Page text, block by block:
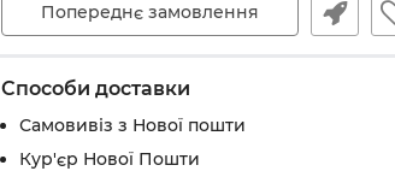
Попереднє замовлення
Способи доставки
Самовивіз з Нової пошти
Кур'єр Нової Пошти